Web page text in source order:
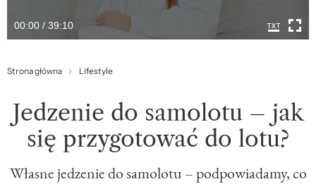
00:00 / 39:10
Strona główna Lifestyle
Jedzenie do samolotu – jak
się przygotować do lotu?
Własne jedzenie do samolotu – podpowiadamy, co